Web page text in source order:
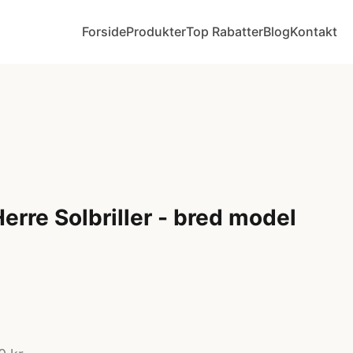
ForsideProdukterTop RabatterBlogKontakt
Solbriller - bred model